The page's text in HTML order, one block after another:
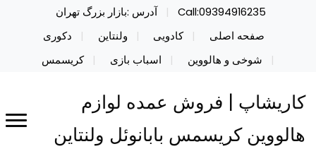
Call:09394916235
آدرس :بازار بزرگ تهران
صفحه اصلی
کادویی ولنتاین
دکوری
شوخی و هالووین
اسباب بازی کریسمس
کاریشاپ | فروش عمده لوازم
هالووین کریسمس بابانوئل ولنتاین